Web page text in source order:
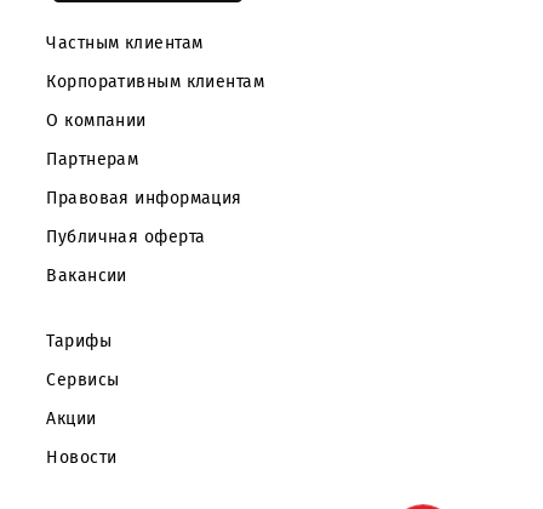
Частным клиентам
О компании
Партнерам
Правовая информация
Публичная оферта